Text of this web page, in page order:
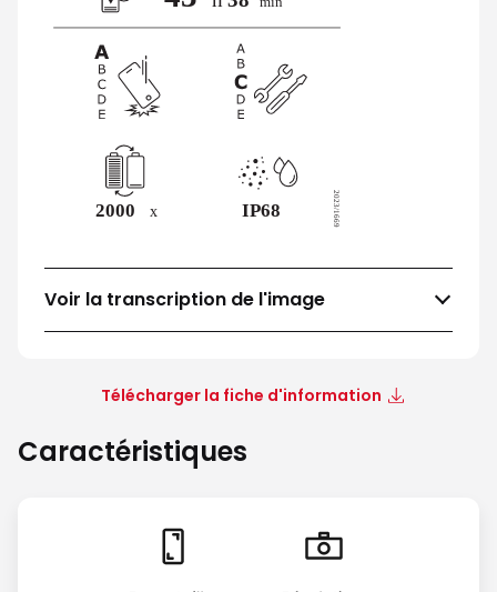
Voir la transcription de l'image
Télécharger la fiche d'information
Caractéristiques